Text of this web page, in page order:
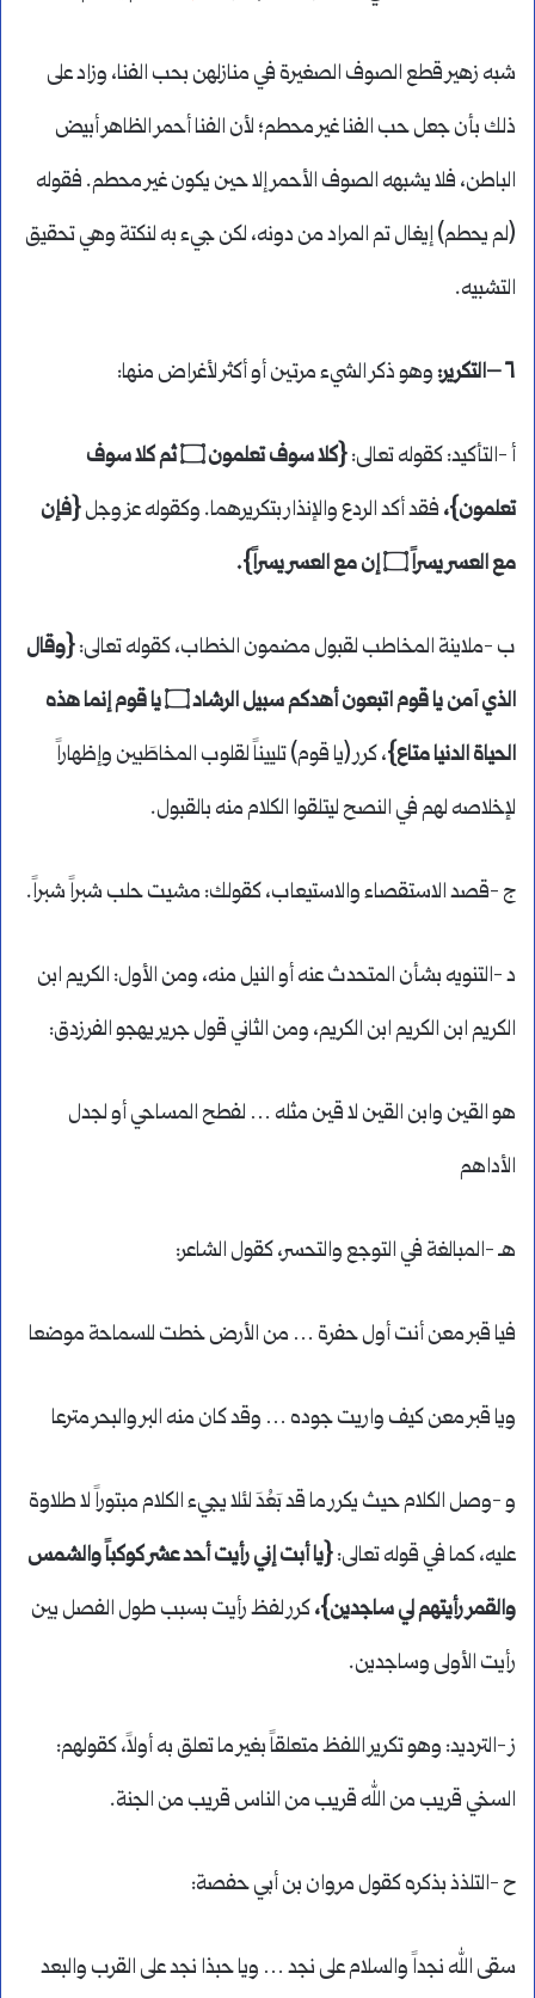
شبه زهير قطع الصوف الصغيرة في منازلهن بحب الفنا، وزاد على
ذلك بأن جعل حب الفنا غير محطم؛ لأن الفنا أحمر الظاهر أبيض
الباطن، فلا يشبهه الصوف الأحمر إلا حين يكون غير محطم. فقوله
(لم يحطم) إيغال تم المراد من دونه، لكن جيء به لنكتة وهي تحقيق
التشبيه.
٦ –التكرير: وهو ذكر الشيء مرتين أو أكثر لأغراض منها:
أ -التأكيد: كقوله تعالى:
{كلا سوف تعلمون ۝ ثم كلا سوف
تعلمون}، فقد أكد الردع والإنذار بتكريرهما. وكقوله عز وجل{فإن
مع العسر يسراً ۝ إن مع العسر يسراً}.
ب -ملاينة المخاطب لقبول مضمون الخطاب، كقوله تعالى:{وقال
الذي آمن يا قوم اتبعون أهدكم سبيل الرشاد ۝ يا قوم إنما هذه
الحياة الدنيا متاع}، كرر (يا قوم) تلييناً لقلوب المخاطَبين وإظهاراً
لإخلاصه لهم في النصح ليتلقوا الكلام منه بالقبول.
ج -قصد الاستقصاء والاستيعاب، كقولك: مشيت حلب شبراً شبراً.
د -التنويه بشأن المتحدث عنه أو النيل منه، ومن الأول: الكريم ابن
الكريم ابن الكريم ابن الكريم، ومن الثاني قول جرير يهجو الفرزدق:
هو القين وابن القين لا قين مثله … لفطح المساحي أو لجدل
الأداهم
هـ -المبالغة في التوجع والتحسر، كقول الشاعر:
فيا قبر معن أنت أول حفرة … من الأرض خطت للسماحة موضعا
ويا قبر معن كيف واريت جوده … وقد كان منه البر والبحر مترعا
و -وصل الكلام حيث يكرر ما قد بَعُدَ لئلا يجيء الكلام مبتوراً لا طلاوة
عليه، كما في قوله تعالى:{يا أبت إني رأيت أحد عشر كوكباً والشمس
والقمر رأيتهم لي ساجدين}،كرر لفظ رأيت بسبب طول الفصل بين
رأيت الأولى وساجدين.
ز -الترديد: وهو تكرير اللفظ متعلقاً بغير ما تعلق به أولاً، كقولهم:
السخي قريب من الله قريب من الناس قريب من الجنة.
ح -التلذذ بذكره كقول مروان بن أبي حفصة:
سقى الله نجداً والسلام على نجد … ويا حبذا نجد على القرب والبعد